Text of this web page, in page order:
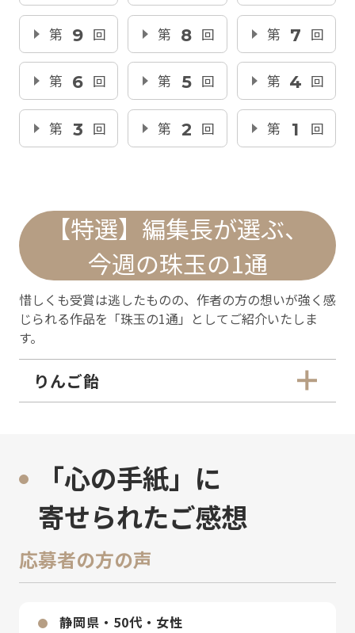
第 9 回 第 8 回 第 7 回
第 6 回 第 5 回 第 4 回
第 3 回 第 2 回 第 1 回
【特選】編集長が選ぶ、
今週の珠玉の1通
惜しくも受賞は逃したものの、作者の方の想いが強く感
じられる作品を「珠玉の1通」としてご紹介いたしま
す。
りんご飴
「心の手紙」に
寄せられたご感想
応募者の方の声
静岡県・50代・⼥性